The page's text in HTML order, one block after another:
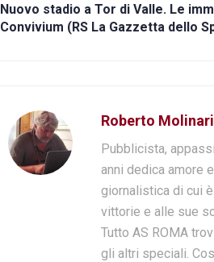
Nuovo stadio a Tor di Valle. Le
Convivium (RS La Gazzetta dello
Roberto
Pubblicista,
anni dedica amore
giornalistica di cui
vittorie e alle sue
Tutto AS ROMA
gli altri speciali.